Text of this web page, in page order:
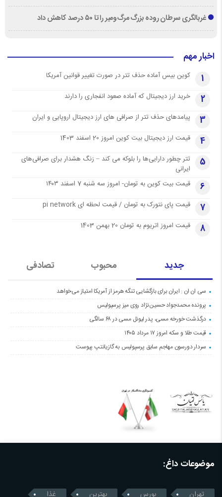
غربالگری سرطان روده بزرگ مرگ‌ومیر را تا ۵۰ درصد کاهش داد
اخبار مهم
1 کوین بیس آماده حذف تتر در صورت تغییر قوانین آمریکا
2 خرید ارز دیجیتال که آماده صعود انفجاری را دارند
3 پیامدهای حذف تتر از صرافی های ارز دیجیتال اروپایی و ایران
4 قیمت ارز دیجیتال بیت کوین امروز 20 اسفند 1403
5
تتر چطور دارایی‌ها را بلوکه می کند – زنگ هشدار برای صرافی‌های
ایرانی
6 قیمت بیت کوین به تومان- امروز سه شنبه 7 اسفند ۱۴۰۳
7 قیمت پای نتورک به تومان / قیمت لحظه ای pi network
8 قیمت امروز اتریوم به تومان 20 بهمن 1403
جدید محبوب تصادفی
سی ان ان : ایران برای بازگشایی تنگه هرمز از آمریکا امتیاز می‌خواهد
پرونده محمدجواد حسین‌نژاد روی میز پرسپولیس
درگذشت خورخه مسی، پدر لیونل مسی در ۶۸ سالگی
قیمت طلا و سکه امروز ۱۷ مرداد ۱۴۰۵
سردار دورسون مهاجم سابق پرسپولیس به گازیانتپ پیوست
موضوعات داغ:
تهران بورس بهترین غذا